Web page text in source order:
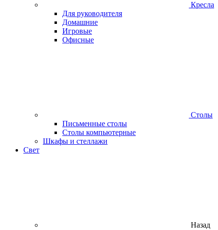
Кресла
Для руководителя
Домашние
Игровые
Офисные
Столы
Письменные столы
Столы компьютерные
Шкафы и стеллажи
Свет
Назад